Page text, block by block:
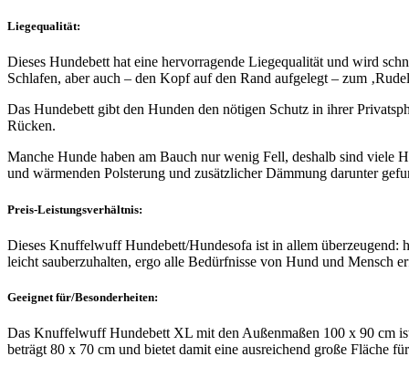
Liegequalität:
Dieses Hundebett hat eine hervorragende Liegequalität und wird
Schlafen, aber auch – den Kopf auf den Rand aufgelegt – zum
Das Hundebett gibt den Hunden den nötigen Schutz in ihrer
Rücken.
Manche Hunde haben am Bauch nur wenig Fell, deshalb sind viele
und wärmenden Polsterung und zusätzlicher Dämmung darunter
Preis-Leistungsverhältnis:
Dieses Knuffelwuff Hundebett/Hundesofa ist in allem überzeugend:
leicht sauberzuhalten, ergo alle Bedürfnisse von Hund und Mensch
Geeignet für/Besonderheiten:
Das Knuffelwuff Hundebett XL mit den Außenmaßen 100 x 90 cm
beträgt 80 x 70 cm und bietet damit eine ausreichend große Fläche